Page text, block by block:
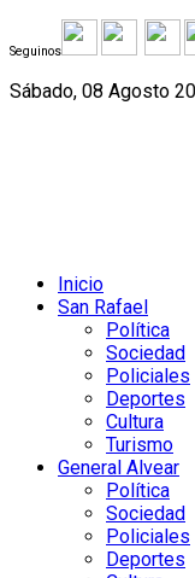
Seguinos
Sábado, 08 Agosto
Inicio
San Rafael
Política
Sociedad
Policiales
Deportes
Cultura
Turismo
General Alvear
Política
Sociedad
Policiales
Deportes